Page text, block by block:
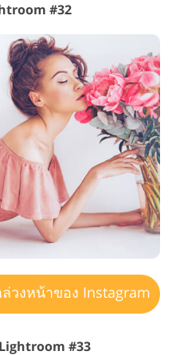
#32
วงหน้าของ Instagram
#33